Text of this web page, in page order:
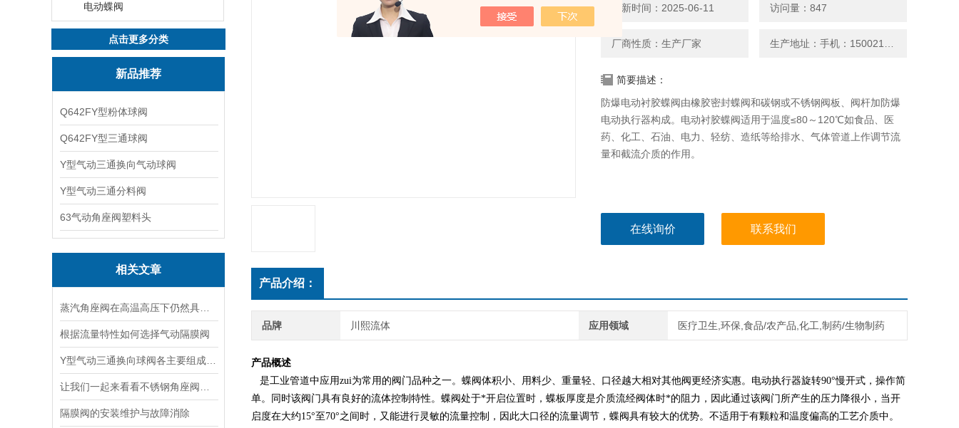
电动蝶阀
点击更多分类
新品推荐
Q642FY型粉体球阀
Q642FY型三通球阀
Y型气动三通换向气动球阀
Y型气动三通分料阀
63气动角座阀塑料头
相关文章
根据流量特性如何选择气动隔膜阀
隔膜阀的安装维护与故障消除
更新时间：2025-06-11 访问量：847
厂商性质：生产厂家
简要描述：
防爆电动衬胶蝶阀由橡胶密封蝶阀和碳钢或不锈钢阀板、阀杆加防爆
电动执行器构成。电动衬胶蝶阀适用于温度≤80～120℃如食品、医
药、化工、石油、电力、轻纺、造纸等给排水、气体管道上作调节流
量和截流介质的作用。
在线询价 联系我们
产品介绍：
品牌 川熙流体 应用领域 医疗卫生,环保,食品/农产品,化工,制药/生物制药
产品概述
是工业管道中应用zui为常用的阀门品种之一。蝶阀体积小、用料少、重量轻、口径越大相对其他阀更经济实惠。电动执行器旋转90°慢开式，操作简
单。同时该阀门具有良好的流体控制特性。蝶阀处于*开启位置时，蝶板厚度是介质流经阀体时*的阻力，因此通过该阀门所产生的压力降很小，当开
启度在大约15°至70°之间时，又能进行灵敏的流量控制，因此大口径的流量调节，蝶阀具有较大的优势。不适用于有颗粒和温度偏高的工艺介质中。